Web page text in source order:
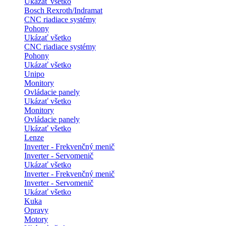
Bosch Rexroth/Indramat
CNC riadiace systémy
Pohony
Ukázať všetko
CNC riadiace systémy
Pohony
Ukázať všetko
Unipo
Monitory
Ovládacie panely
Ukázať všetko
Monitory
Ovládacie panely
Ukázať všetko
Lenze
Inverter - Frekvenčný menič
Inverter - Servomenič
Ukázať všetko
Inverter - Frekvenčný menič
Inverter - Servomenič
Ukázať všetko
Kuka
Opravy
Motory